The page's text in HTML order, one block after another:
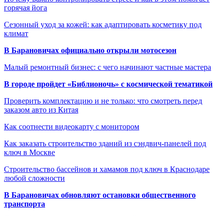
горячая йога
Сезонный уход за кожей: как адаптировать косметику под
климат
В Барановичах официально открыли мотосезон
Малый ремонтный бизнес: с чего начинают частные мастера
В городе пройдет «Библионочь» с космической тематикой
Проверить комплектацию и не только: что смотреть перед
заказом авто из Китая
Как соотнести видеокарту с монитором
Как заказать строительство зданий из сэндвич-панелей под
ключ в Москве
Строительство бассейнов и хамамов под ключ в Краснодаре
любой сложности
В Барановичах обновляют остановки общественного
транспорта